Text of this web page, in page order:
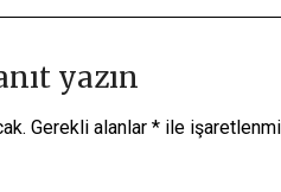
yazın
Gerekli alanlar *ile